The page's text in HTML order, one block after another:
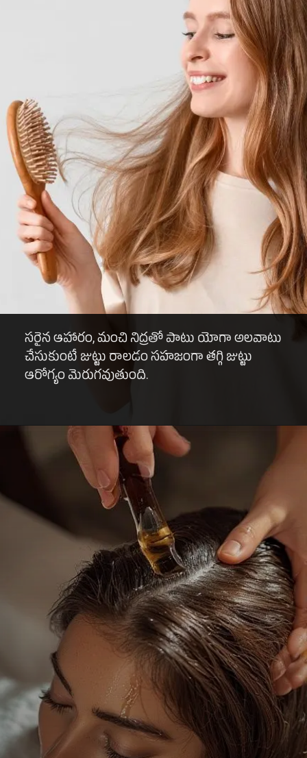
సరైన ఆహారం, మంచి నిద్రతో పాటు యోగా అలవాటు
చేసుకుంటే జుట్టు రాలడం సహజంగా తగ్గి జుట్టు
ఆరోగ్యం మెరుగవుతుంది.